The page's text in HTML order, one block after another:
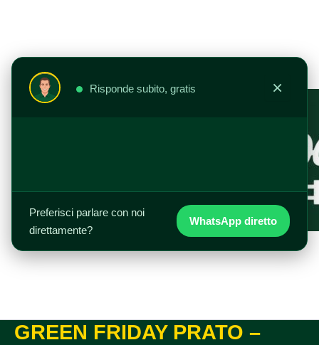
Risponde subito, gratis ×
Preferisci parlare con noi
direttamente?
WhatsApp diretto
GREEN FRIDAY PRATO –